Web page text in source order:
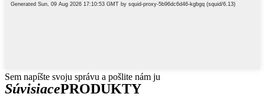
Sem napíšte svoju správu a pošlite nám ju
SúvisiacePRODUKTY